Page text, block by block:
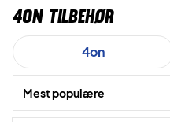
4on Tilbehør
4on
Mest populære